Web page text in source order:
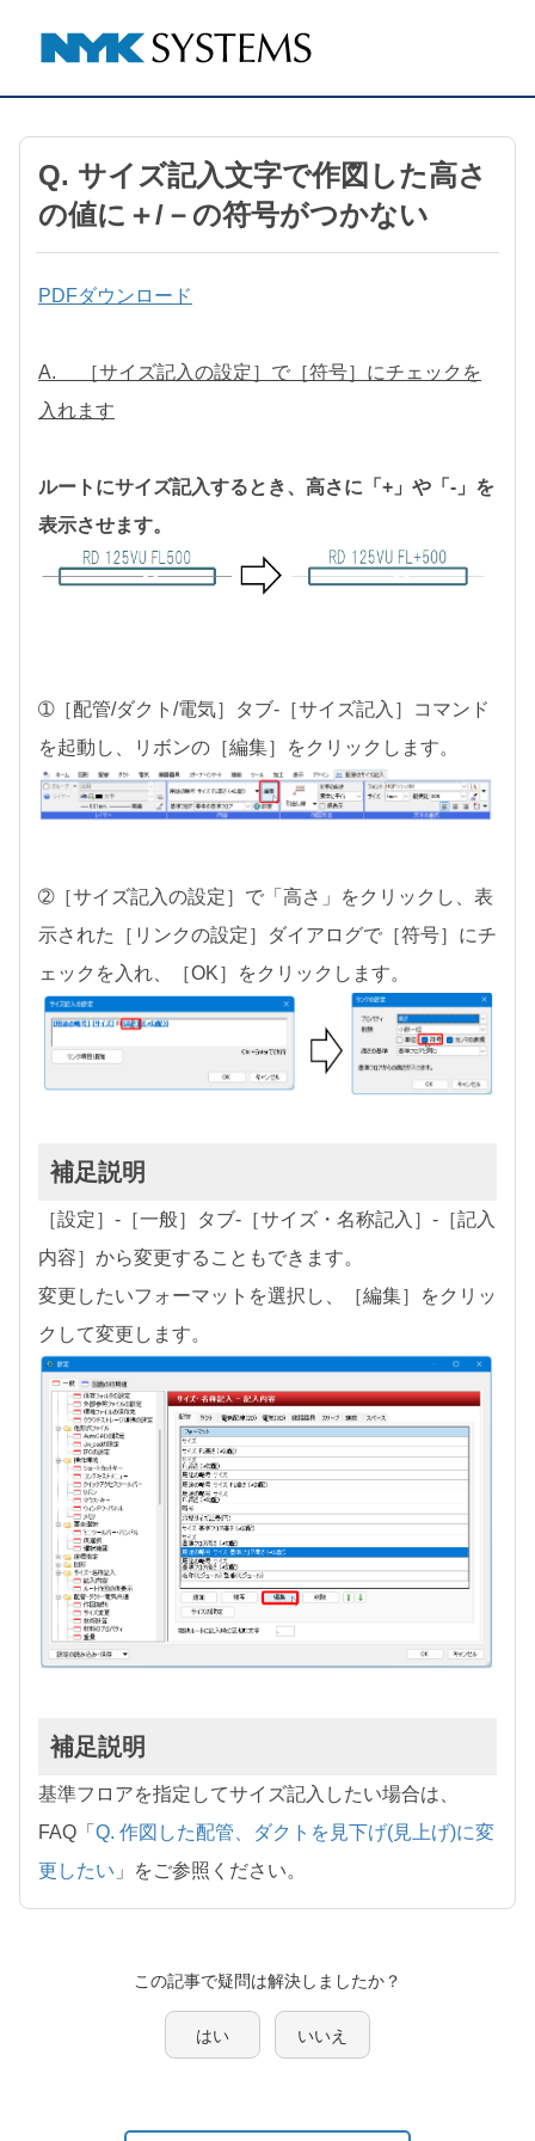
Q. サイズ記入文字で作図した高さ
の値に＋/－の符号がつかない
PDFダウンロード
A. ［サイズ記入の設定］で［符号］にチェックを
入れます
ルートにサイズ記入するとき、高さに「+」や「-」を
表示させます。
➀［配管/ダクト/電気］タブ-［サイズ記入］コマンド
を起動し、リボンの［編集］をクリックします。
➁［サイズ記入の設定］で「高さ」をクリックし、表
示された［リンクの設定］ダイアログで［符号］にチ
ェックを入れ、［OK］をクリックします。
補足説明
［設定］-［一般］タブ-［サイズ・名称記入］-［記入
内容］から変更することもできます。
変更したいフォーマットを選択し、［編集］をクリッ
クして変更します。
補足説明
基準フロアを指定してサイズ記入したい場合は、
FAQ「 Q. 作図した配管、ダクトを見下げ(見上げ)に変
更したい 」をご参照ください。
この記事で疑問は解決しましたか？
はい いいえ